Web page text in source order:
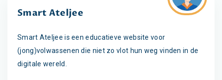
Smart Ateljee
Smart Ateljee is een educatieve website voor
(jong)volwassenen die niet zo vlot hun weg vinden in de
digitale wereld.